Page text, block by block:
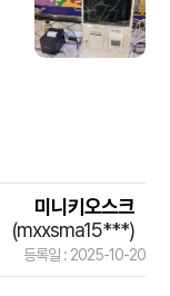
미니키오스크
(mxxsma15***)
등록일 : 2025-10-20